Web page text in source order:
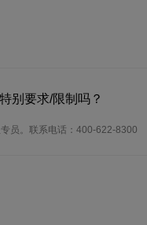
别要求/限制吗？
员。联系电话：400-622-8300